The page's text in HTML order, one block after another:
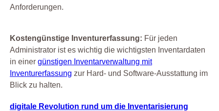
Anforderungen.
Kostengünstige Inventurerfassung: Für jeden
Administrator ist es wichtig die wichtigsten Inventardaten
in einer günstigen Inventarverwaltung mit
Inventurerfassung zur Hard- und Software-Ausstattung im
Blick zu halten.
digitale Revolution rund um die Inventarisierung